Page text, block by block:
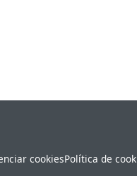
cookiesPolítica de